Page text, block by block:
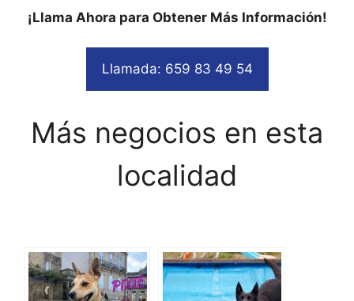
¡Llama Ahora para Obtener Más Información!
Llamada: 659 83 49 54
Más negocios en esta
localidad